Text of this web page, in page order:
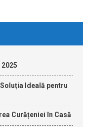
Ideală pentru
Curățeniei în Casă